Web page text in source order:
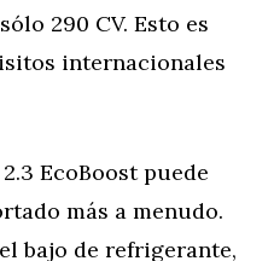
290 CV. Esto es
internacionales
EcoBoost puede
más a menudo.
bajo de refrigerante,